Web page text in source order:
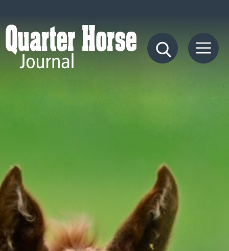
Quarter
Horse